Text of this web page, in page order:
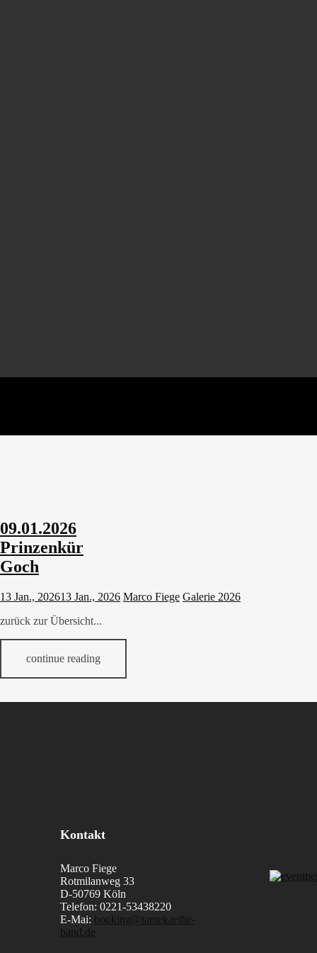
09.01.2026
Prinzenkür
Goch
13 Jan., 202613 Jan., 2026 Marco Fiege Galerie 2026
zurück zur Übersicht...
continue reading
Kontakt
Marco Fiege
Rotmilanweg 33
D-50769 Köln
Telefon: 0221-53438220
E-Mai: booking@tantekaethe-
band.de